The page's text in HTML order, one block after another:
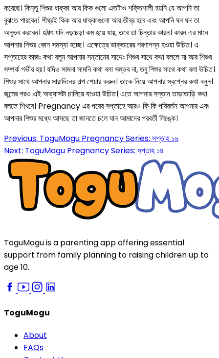
করেছে। কিন্তু শিশুর ধাক্কা আর কিক গুলো এতটাও শক্তিশালী হয়নি যে আপনি তা
বুঝতে পারবেন। শীঘ্রই কিক আর ধাক্কাগুলো আর তীব্র হবে এবং আপনি ঘন ঘন তা
অনুভব করবেন। হঠাৎ যদি নড়াচড়া কম হয়ে যায়, তবে তা চিন্তার কারন। কারন এর মানে
আপনার শিশুর কোন সমস্যা হচ্ছে। এক্ষেত্রে ডাক্তারের শরণাপন্ন হওয়া উচিত। এ
সপ্তাহের কাজঃ কথা বলুন আপনার সন্তানের সাথেঃ শিশুর সাথে কথা বললে মা আর শিশুর
সম্পর্ক গভীর হয়। যদিও সামনা সামনি কথা বলা সম্ভব না, তবু শিশুর সাথে কথা বলা উচিত।
শিশুর সাথে আপনার সারাদিনের গল্প শেয়ার করুন। তাকে নিয়ে আপনার স্বপ্নের কথা বলুন।
জন্মের পরও এই অভ্যাসটা চালিয়ে যাওয়া উচিত। এতে আপনার সন্তান তাড়াতাড়ি কথা
বলতে শিখবে। Pregnancy এর পরের সপ্তাহে আরও কি কি পরিবর্তন আপনার এবং
আপনার শিশুর মধ্যে আসছে তা জানতে চলে যান আমাদের পরবর্তী লিঙ্কে।
Previous: ToguMogu Pregnancy Series: সপ্তাহ ১৬
Next: ToguMogu Pregnancy Series: সপ্তাহ ১৪
ToguMogu is a parenting app offering essential
support from family planning to raising children up to
age 10.
ToguMogu
About
FAQs